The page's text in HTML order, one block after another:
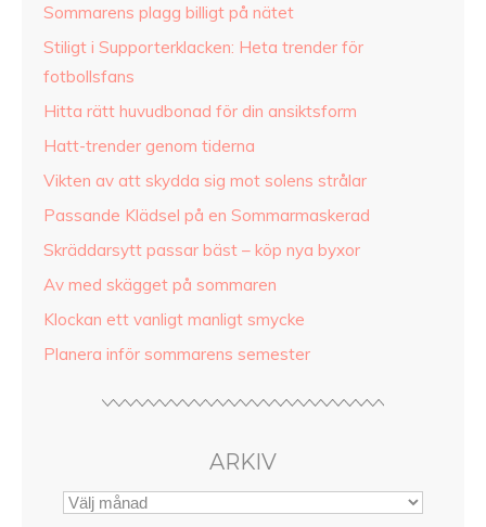
Sommarens plagg billigt på nätet
Stiligt i Supporterklacken: Heta trender för
fotbollsfans
Hitta rätt huvudbonad för din ansiktsform
Hatt-trender genom tiderna
Vikten av att skydda sig mot solens strålar
Passande Klädsel på en Sommarmaskerad
Skräddarsytt passar bäst – köp nya byxor
Av med skägget på sommaren
Klockan ett vanligt manligt smycke
Planera inför sommarens semester
ARKIV